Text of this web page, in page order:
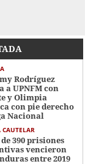
Rodríguez
a UPNFM con
y Olimpia
con pie derecho
Nacional
CAUTELAR
390 prisiones
vencieron
entre 2019